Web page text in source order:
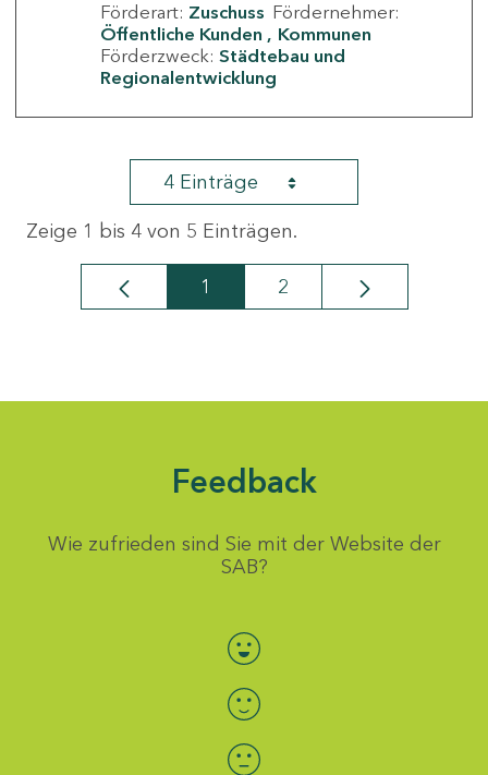
Förderart: Zuschuss Fördernehmer:
Öffentliche Kunden
Kommunen
Förderzweck: Städtebau und
Regionalentwicklung
4 Einträge
Zeige 1 bis 4 von 5 Einträgen.
Seite
1 Seite
2
Feedback
Wie zufrieden sind Sie mit der Website der
SAB?
Bewertung auswählen